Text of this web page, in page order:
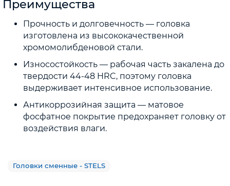
Преимущества
Прочность и долговечность — головка
изготовлена из высококачественной
хромомолибденовой стали.
Износостойкость — рабочая часть закалена до
твердости 44-48 HRC, поэтому головка
выдерживает интенсивное использование.
Антикоррозийная защита — матовое
фосфатное покрытие предохраняет головку от
воздействия влаги.
Головки сменные - STELS